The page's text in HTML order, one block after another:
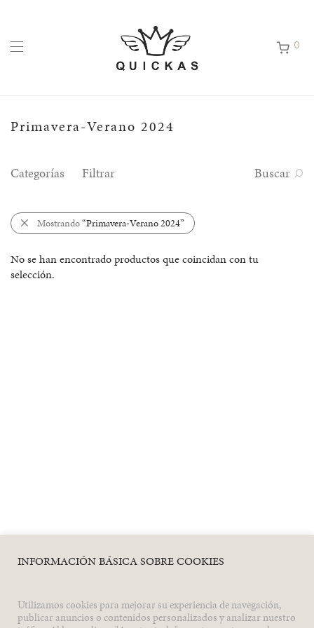
0
Primavera-Verano 2024
Categorías Filtrar Buscar
Mostrando“Primavera-Verano 2024”
No se han encontrado productos que coincidan con tu
selección.
INFORMACIÓN BÁSICA SOBRE COOKIES
Utilizamos cookies para mejorar su experiencia de navegación,
publicar anuncios o contenidos personalizados y analizar nuestro